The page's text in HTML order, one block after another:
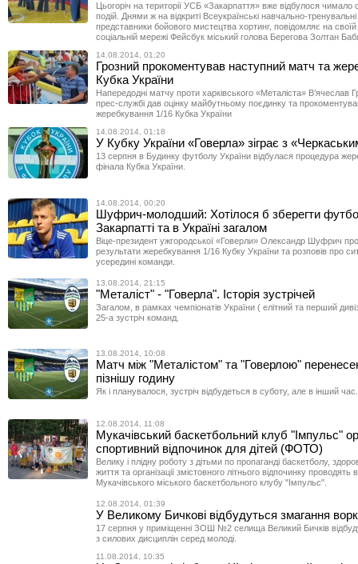
Цьогоріч на території УСБ «Закарпаття» вже відбулося чимало
подій. Днями ж на відкриті Всеукраїнські навчально-
представники бойового мистецтва хортинг, повідомляє на своїй
соціальній мережі Фейсбук міський голова Берегова Золтан
14.08.2014, 01:20
Грозний прокоментував наступний матч та
Кубка України
Напередодні матчу проти харківського «Металіста» В’ячеслав
прес-службі дав оцінку майбутньому поєдинку та
жеребкування 1/16 Кубка України
14.08.2014, 01:18
У Кубку України «Говерла» зіграє з
13 серпня в Будинку футболу України відбулася процедура
фінала Кубка України.
14.08.2014, 00:20
Шуфрич-молодший: Хотілося б зберегти
Закарпатті та в Україні загалом
Віце-президент ужгородської «Говерли» Олександр Шуфрич
результати жеребкування 1/16 Кубку України та розповів про
усередині команди.
13.08.2014, 21:15
"Металіст" - "Говерла". Історія зустрічей
Загалом, в рамках чемпіонатів України ( елітний та перший
25-а зустріч команд.
13.08.2014, 10:08
Матч між "Металістом" та "Говерлою"
пізнішу годину
Як і планувалося, зустріч відбудеться в суботу, але в інший час.
12.08.2014, 11:08
Мукачівський баскетбольний клуб "Імпульс"
спортивний відпочинок для дітей (ФОТО)
Велику і плідну роботу з дітьми по пропаганді баскетболу,
життя та організації змістовного літнього відпочинку проводять
Мукачівського міського баскетбольного клубу "Імпульс".
12.08.2014, 01:39
У Великому Бичкові відбудуться змагання
17 серпня у приміщенні ЗОШ №2 селища Великий Бичків
з силових дисциплін серед молоді.
11.08.2014, 10:35